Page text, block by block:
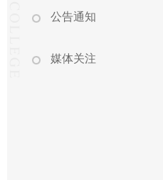
公告通知
媒体关注